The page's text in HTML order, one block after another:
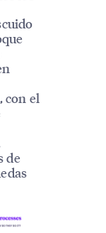
con el
de